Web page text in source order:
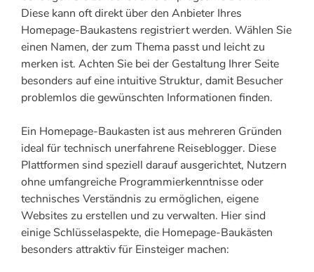
Diese kann oft direkt über den Anbieter Ihres
Homepage-Baukastens registriert werden. Wählen Sie
einen Namen, der zum Thema passt und leicht zu
merken ist. Achten Sie bei der Gestaltung Ihrer Seite
besonders auf eine intuitive Struktur, damit Besucher
problemlos die gewünschten Informationen finden.
Ein Homepage-Baukasten ist aus mehreren Gründen
ideal für technisch unerfahrene Reiseblogger. Diese
Plattformen sind speziell darauf ausgerichtet, Nutzern
ohne umfangreiche Programmierkenntnisse oder
technisches Verständnis zu ermöglichen, eigene
Websites zu erstellen und zu verwalten. Hier sind
einige Schlüsselaspekte, die Homepage-Baukästen
besonders attraktiv für Einsteiger machen: